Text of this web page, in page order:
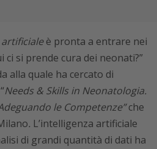
è pronta a entrare nei
ci si prende cura dei neonati?”
alla quale ha cercato di
Needs & Skills in Neonatologia.
le Competenze”che
. L’intelligenza artificiale
di grandi quantità di dati ha